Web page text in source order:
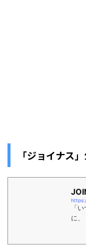
「ジョイナス
「
に、
の
ア